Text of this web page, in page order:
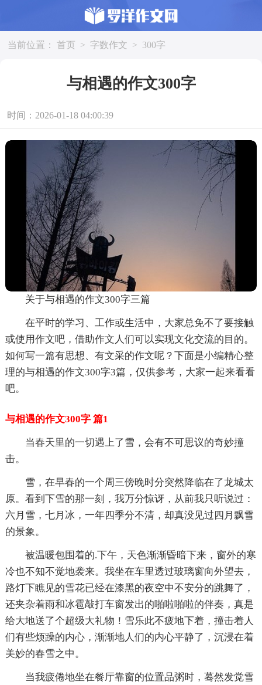
当前位置： 首页 > 字数作文 > 300字
与相遇的作文300字
时间：2026-01-18 04:00:39
关于与相遇的作文300字三篇
在平时的学习、工作或生活中，大家总免不了要接触
或使用作文吧，借助作文人们可以实现文化交流的目的。
如何写一篇有思想、有文采的作文呢？下面是小编精心整
理的与相遇的作文300字3篇，仅供参考，大家一起来看看
吧。
与相遇的作文300字 篇1
当春天里的一切遇上了雪，会有不可思议的奇妙撞
击。
雪，在早春的一个周三傍晚时分突然降临在了龙城太
原。看到下雪的那一刻，我万分惊讶，从前我只听说过：
六月雪，七月冰，一年四季分不清，却真没见过四月飘雪
的景象。
被温暖包围着的.下午，天色渐渐昏暗下来，窗外的寒
冷也不知不觉地袭来。我坐在车里透过玻璃窗向外望去，
路灯下瞧见的雪花已经在漆黑的夜空中不安分的跳舞了，
还夹杂着雨和冰雹敲打车窗发出的啪啦啪啦的伴奏，真是
给大地送了个超级大礼物！雪乐此不疲地下着，撞击着人
们有些烦躁的内心，渐渐地人们的内心平静了，沉浸在着
美妙的春雪之中。
当我疲倦地坐在餐厅靠窗的位置品粥时，蓦然发觉雪